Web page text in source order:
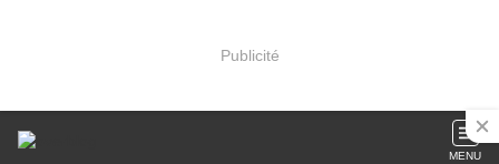
Publicité
MENU